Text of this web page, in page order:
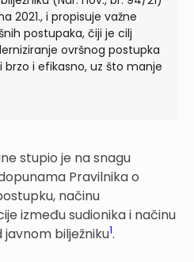
2021., i propisuje važne
postupaka, čiji je cilj
ovršnog postupka
i efikasno, uz što manje
stupio je na snagu
Pravilnika o
načinu
između sudionika i načinu
bilježniku1.